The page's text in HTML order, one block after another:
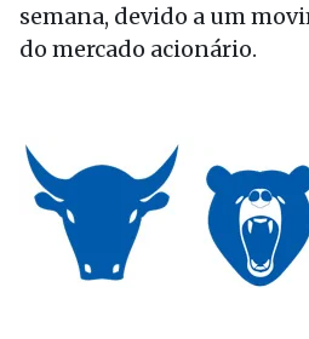
semana, devido a um
do mercado acionário.